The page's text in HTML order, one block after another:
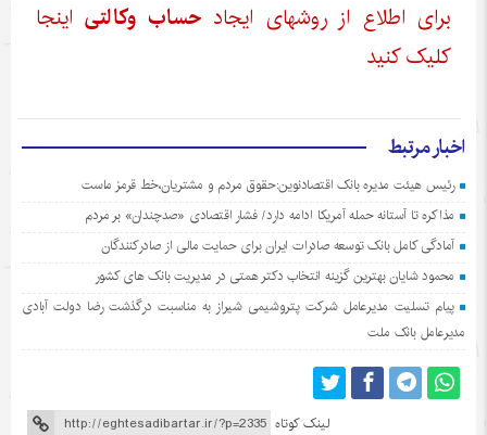
برای اطلاع از روشهای ایجادحساب وکالتیاینجا
کلیک کنید
اخبار مرتبط
رئیس هیئت مدیره بانک اقتصادنوین:حقوق مردم و مشتریان،خط قرمز ماست
مذاکره تا آستانه حمله آمریکا ادامه دارد/ فشار اقتصادی «صدچندان» بر مردم
آمادگی کامل بانک توسعه صادرات ایران برای حمایت مالی از صادرکنندگان
محمود شایان بهترین گزینه انتخاب دکتر همتی در مدیریت بانک های کشور
پیام تسلیت مدیرعامل شرکت پتروشیمی شیراز به مناسبت درگذشت رضا دولت آبادی
مدیرعامل بانک ملت
لینک کوتاه